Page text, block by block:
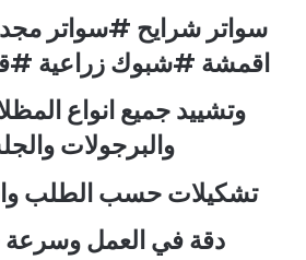
اقمشة #شبوك زراعية
وتشييد جميع انواع
والبرجولات
تشكيلات حسب الطلب
دقة في العمل وسرعة